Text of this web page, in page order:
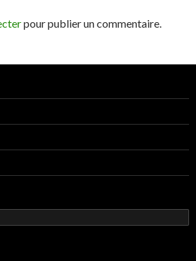
pour publier un commentaire.